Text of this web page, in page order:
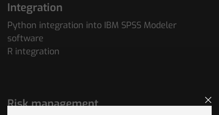
Integration
Python integration into IBM SPSS Modeler
software
R integration
Risk management